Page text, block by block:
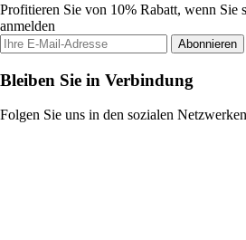
Profitieren Sie von 10% Rabatt, wenn Sie
anmelden
Abonnieren
Bleiben Sie in Verbindung
Folgen Sie uns in den sozialen Netzwerken